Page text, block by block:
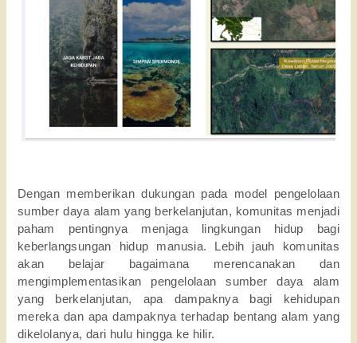
Dengan memberikan dukungan pada model pengelolaan
sumber daya alam yang berkelanjutan, komunitas menjadi
paham pentingnya menjaga lingkungan hidup bagi
keberlangsungan hidup manusia. Lebih jauh komunitas
akan belajar bagaimana merencanakan dan
mengimplementasikan pengelolaan sumber daya alam
yang berkelanjutan, apa dampaknya bagi kehidupan
mereka dan apa dampaknya terhadap bentang alam yang
dikelolanya, dari hulu hingga ke hilir.